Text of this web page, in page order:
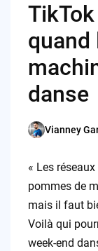
quand
danse
Posted
Vianney
« Les
pommes de
mais il faut
Voilà qui
week-end